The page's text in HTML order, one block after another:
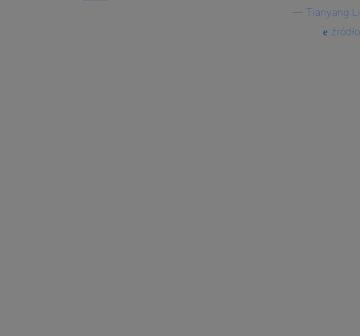
Tianyang Li
źródło